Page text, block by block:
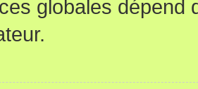
globales dépend